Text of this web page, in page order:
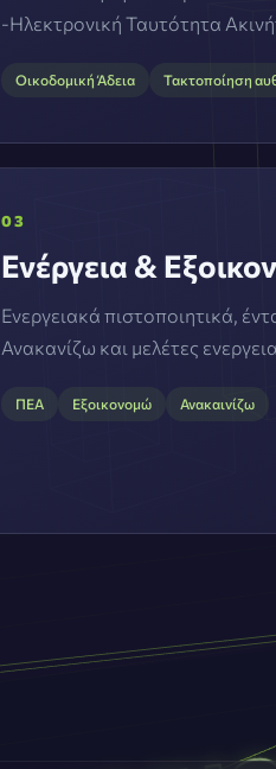
-Ηλεκτρονική Ταυτότητα
Οικοδομική Άδεια Τακτοποίηση
03
Ενέργεια &
Ενεργειακά πιστοποιητικά,
Ανακανίζω και μελέτες
ΠΕΑ Εξοικονομώ Ανακαινίζω